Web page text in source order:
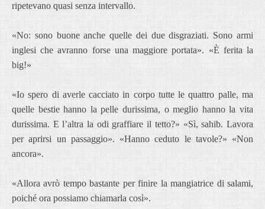
ripetevano quasi senza intervallo.
«No: sono buone anche quelle dei due disgraziati. Sono armi
inglesi che avranno forse una maggiore portata». «È ferita la
big!»
«Io spero di averle cacciato in corpo tutte le quattro palle, ma
quelle bestie hanno la pelle durissima, o meglio hanno la vita
durissima. E l’altra la odi graffiare il tetto?» «Sì, sahib. Lavora
per aprirsi un passaggio». «Hanno ceduto le tavole?» «Non
ancora».
«Allora avrò tempo bastante per finire la mangiatrice di salami,
poiché ora possiamo chiamarla così».